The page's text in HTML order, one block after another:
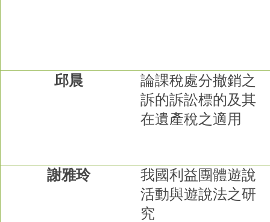
家
邱晨
論課稅處分撤銷之
訴的訴訟標的及其
在遺產稅之適用
謝雅玲
我國利益團體遊說
活動與遊說法之研
究